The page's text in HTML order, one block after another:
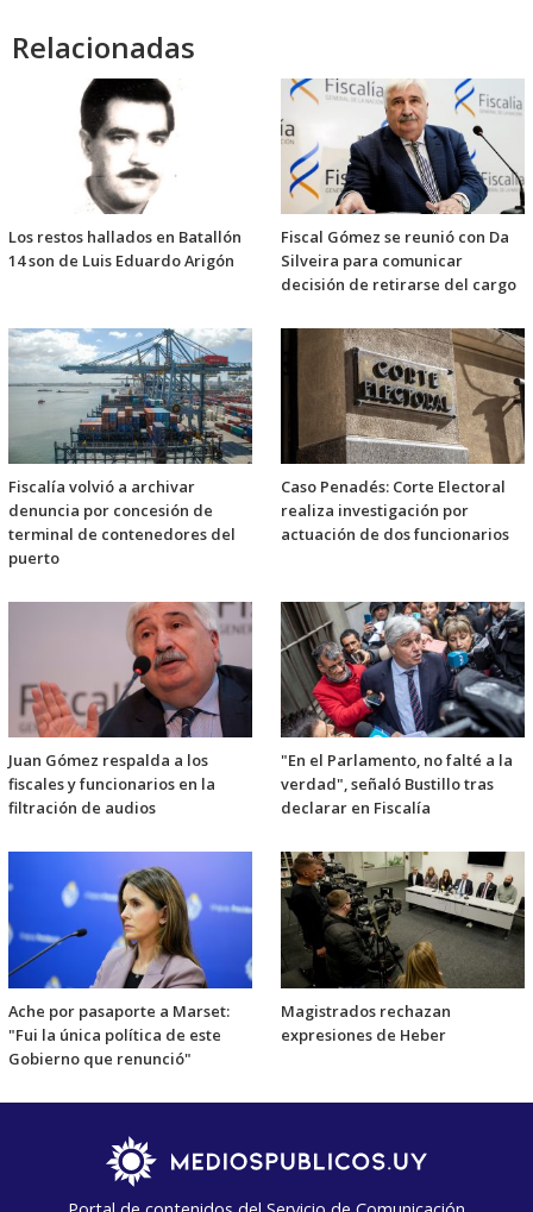
Relacionadas
Los restos hallados en Batallón
14 son de Luis Eduardo Arigón
Fiscal Gómez se reunió con Da
Silveira para comunicar
decisión de retirarse del cargo
Fiscalía volvió a archivar
denuncia por concesión de
terminal de contenedores del
puerto
Caso Penadés: Corte Electoral
realiza investigación por
actuación de dos funcionarios
Juan Gómez respalda a los
fiscales y funcionarios en la
filtración de audios
"En el Parlamento, no falté a la
verdad", señaló Bustillo tras
declarar en Fiscalía
Ache por pasaporte a Marset:
"Fui la única política de este
Gobierno que renunció"
Magistrados rechazan
expresiones de Heber